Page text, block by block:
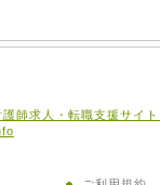
護師求人・転職支援サイ